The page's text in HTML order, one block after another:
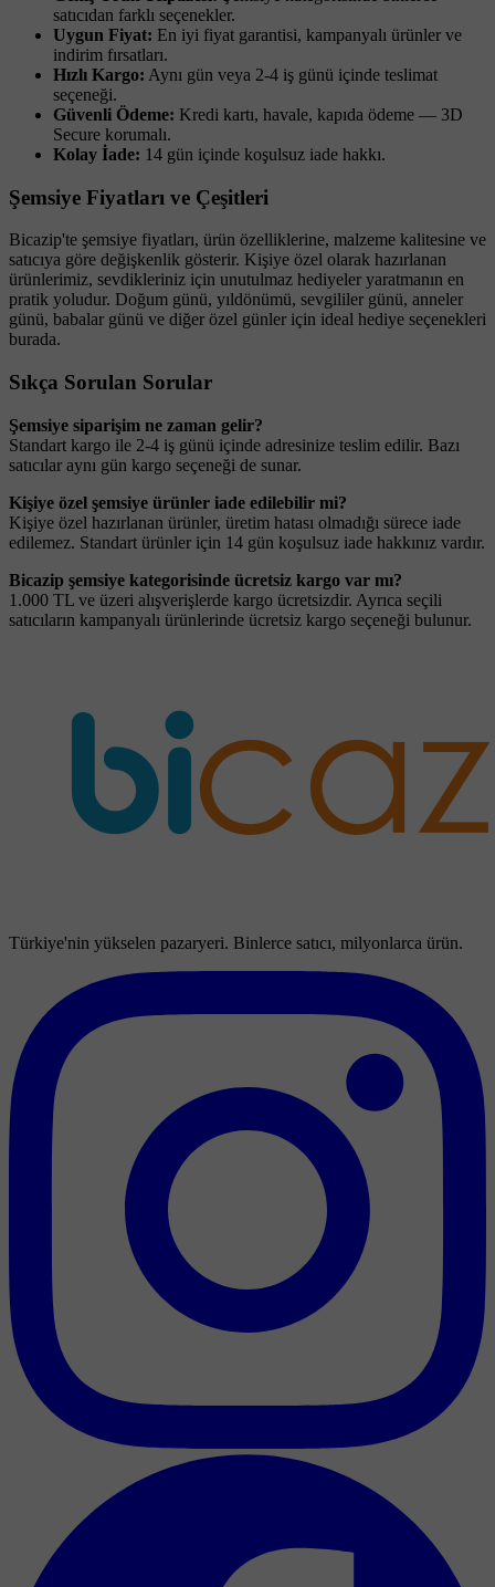
satıcıdan farklı seçenekler.
Uygun Fiyat: En iyi fiyat garantisi, kampanyalı ürünler ve
indirim fırsatları.
Hızlı Kargo: Aynı gün veya 2-4 iş günü içinde teslimat
seçeneği.
Güvenli Ödeme: Kredi kartı, havale, kapıda ödeme — 3D
Secure korumalı.
Kolay İade: 14 gün içinde koşulsuz iade hakkı.
Şemsiye Fiyatları ve Çeşitleri
Bicazip'te şemsiye fiyatları, ürün özelliklerine, malzeme kalitesine ve
satıcıya göre değişkenlik gösterir. Kişiye özel olarak hazırlanan
ürünlerimiz, sevdikleriniz için unutulmaz hediyeler yaratmanın en
pratik yoludur. Doğum günü, yıldönümü, sevgililer günü, anneler
günü, babalar günü ve diğer özel günler için ideal hediye seçenekleri
burada.
Sıkça Sorulan Sorular
Şemsiye siparişim ne zaman gelir?
Standart kargo ile 2-4 iş günü içinde adresinize teslim edilir. Bazı
satıcılar aynı gün kargo seçeneği de sunar.
Kişiye özel şemsiye ürünler iade edilebilir mi?
Kişiye özel hazırlanan ürünler, üretim hatası olmadığı sürece iade
edilemez. Standart ürünler için 14 gün koşulsuz iade hakkınız vardır.
Bicazip şemsiye kategorisinde ücretsiz kargo var mı?
1.000 TL ve üzeri alışverişlerde kargo ücretsizdir. Ayrıca seçili
satıcıların kampanyalı ürünlerinde ücretsiz kargo seçeneği bulunur.
Türkiye'nin yükselen pazaryeri. Binlerce satıcı, milyonlarca ürün.